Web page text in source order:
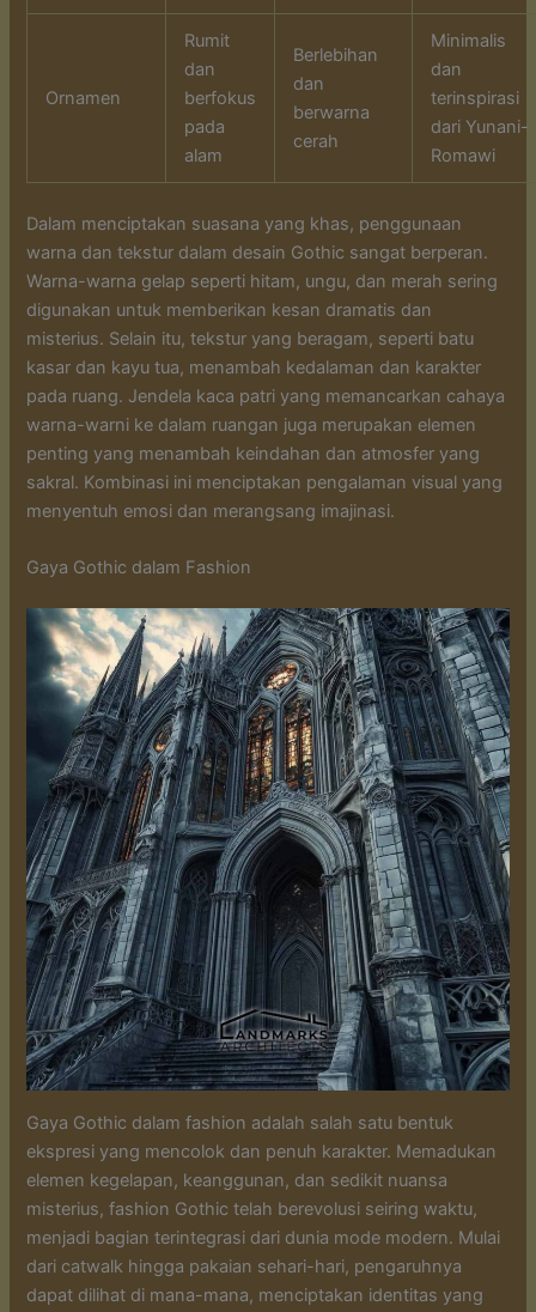
Ornamen
Rumit
dan
berfokus
pada
alam
Berlebihan
dan
berwarna
cerah
Minimalis
dan
terinspirasi
dari Yunani-
Romawi
Dalam menciptakan suasana yang khas, penggunaan
warna dan tekstur dalam desain Gothic sangat berperan.
Warna-warna gelap seperti hitam, ungu, dan merah sering
digunakan untuk memberikan kesan dramatis dan
misterius. Selain itu, tekstur yang beragam, seperti batu
kasar dan kayu tua, menambah kedalaman dan karakter
pada ruang. Jendela kaca patri yang memancarkan cahaya
warna-warni ke dalam ruangan juga merupakan elemen
penting yang menambah keindahan dan atmosfer yang
sakral. Kombinasi ini menciptakan pengalaman visual yang
menyentuh emosi dan merangsang imajinasi.
Gaya Gothic dalam Fashion
Gaya Gothic dalam fashion adalah salah satu bentuk
ekspresi yang mencolok dan penuh karakter. Memadukan
elemen kegelapan, keanggunan, dan sedikit nuansa
misterius, fashion Gothic telah berevolusi seiring waktu,
menjadi bagian terintegrasi dari dunia mode modern. Mulai
dari catwalk hingga pakaian sehari-hari, pengaruhnya
dapat dilihat di mana-mana, menciptakan identitas yang